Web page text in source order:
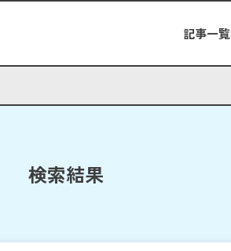
記事一覧
検索結果